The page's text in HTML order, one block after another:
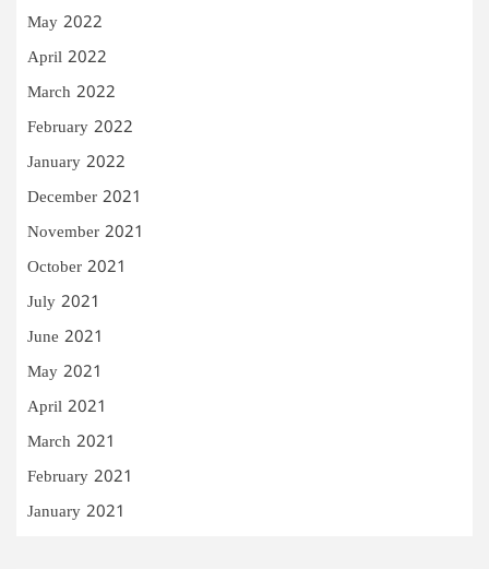
May 2022
April 2022
March 2022
February 2022
January 2022
December 2021
November 2021
October 2021
July 2021
June 2021
May 2021
April 2021
March 2021
February 2021
January 2021